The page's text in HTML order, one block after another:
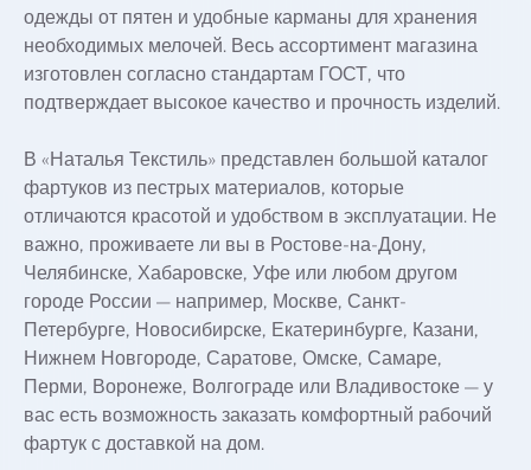
одежды от пятен и удобные карманы для хранения
необходимых мелочей. Весь ассортимент магазина
изготовлен согласно стандартам ГОСТ, что
подтверждает высокое качество и прочность изделий.
В «Наталья Текстиль» представлен большой каталог
фартуков из пестрых материалов, которые
отличаются красотой и удобством в эксплуатации. Не
важно, проживаете ли вы в Ростове-на-Дону,
Челябинске, Хабаровске, Уфе или любом другом
городе России — например, Москве, Санкт-
Петербурге, Новосибирске, Екатеринбурге, Казани,
Нижнем Новгороде, Саратове, Омске, Самаре,
Перми, Воронеже, Волгограде или Владивостоке — у
вас есть возможность заказать комфортный рабочий
фартук с доставкой на дом.